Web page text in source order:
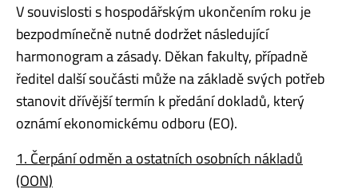
V souvislosti s hospodářským ukončením roku je
bezpodmínečně nutné dodržet následující
harmonogram a zásady. Děkan fakulty, případně
ředitel další součásti může na základě svých potřeb
stanovit dřívější termín k předání dokladů, který
oznámí ekonomickému odboru (EO).
1. Čerpání odměn a ostatních osobních nákladů
(OON)